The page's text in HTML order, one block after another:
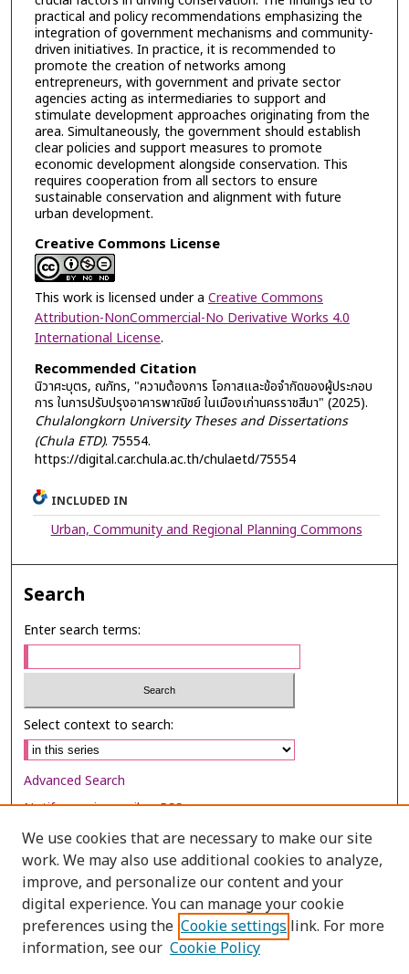
practical and policy recommendations emphasizing the
integration of government mechanisms and community-
driven initiatives. In practice, it is recommended to
promote the creation of networks among
entrepreneurs, with government and private sector
agencies acting as intermediaries to support and
stimulate development approaches originating from the
area. Simultaneously, the government should establish
clear policies and support measures to promote
economic development alongside conservation. This
requires cooperation from all sectors to ensure
sustainable conservation and alignment with future
urban development.
Creative Commons License
This work is licensed under a Creative Commons
Attribution-NonCommercial-No Derivative Works 4.0
International License.
Recommended Citation
นิวาศะบุตร, ณภัทร, "ความต้องการ โอกาสและข้อจำกัดของผู้ประกอบ
การ ในการปรับปรุงอาคารพาณิชย์ ในเมืองเก่านครราชสีมา" (2025).
Chulalongkorn University Theses and Dissertations
(Chula ETD). 75554.
https://digital.car.chula.ac.th/chulaetd/75554
INCLUDED IN
Urban, Community and Regional Planning Commons
Search
Enter search terms:
Select context to search:
Advanced Search
Notify me via email orRSS
Browse
Collections
Disciplines
Authors
We use cookies that are necessary to make our site
work. We may also use additional cookies to analyze,
improve, and personalize our content and your
digital experience. You can manage your cookie
preferences using the Cookie settings link. For more
information, see our Cookie Policy